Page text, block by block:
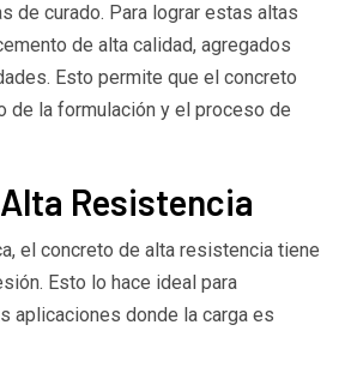
de curado. Para lograr estas altas
de alta calidad, agregados
Esto permite que el concreto
de la formulación y el proceso de
Resistencia
el concreto de alta resistencia tiene
Esto lo hace ideal para
aplicaciones donde la carga es